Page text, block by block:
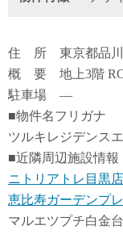
住 所 東京都品川
概 要 地上3階
駐車場 ―
■物件名フリガナ
ツルキレジデンス
■近隣周辺施設情報
ニトリアトレ目黒店
恵比寿ガーデンプ
マルエツプチ白金